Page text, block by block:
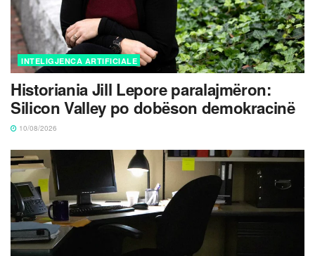
INTELIGJENCA ARTIFICIALE
Historiania Jill Lepore paralajmëron:
Silicon Valley po dobëson demokracinë
10/08/2026